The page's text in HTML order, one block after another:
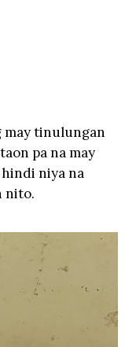
may tinulungan
pa na may
niya na
nito.